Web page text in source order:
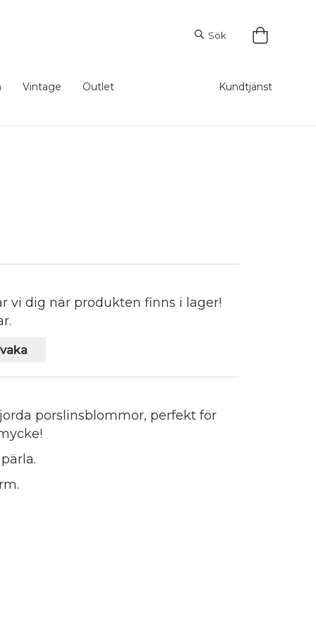
Sök
Vintage Outlet Kundtjänst
vi dig när produkten finns i lager!
porslinsblommor, perfekt för